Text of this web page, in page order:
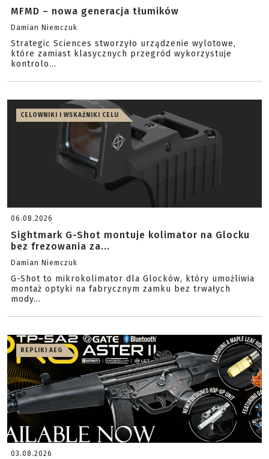
MFMD – nowa generacja tłumików
Damian Niemczuk
Strategic Sciences stworzyło urządzenie wylotowe,
które zamiast klasycznych przegród wykorzystuje
kontrolo...
CELOWNIKI I WSKAŹNIKI CELU
06.08.2026
Sightmark G-Shot montuje kolimator na Glocku
bez frezowania za...
Damian Niemczuk
G-Shot to mikrokolimator dla Glocków, który umożliwia
montaż optyki na fabrycznym zamku bez trwałych
mody...
REPLIKI AEG
03.08.2026